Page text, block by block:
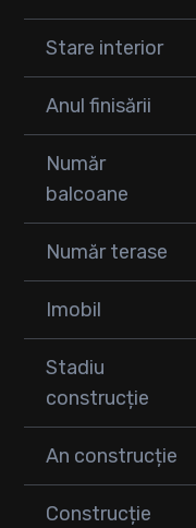
Stare interior
Anul finisării
Număr
balcoane
Număr terase
Imobil
Stadiu
construcție
An construcție
Construcție